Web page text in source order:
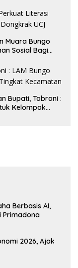
Muara Bungo
Sosial Bagi
Bupati, Tobroni :
Kelompok
Berbasis AI,
Primadona
2026, Ajak